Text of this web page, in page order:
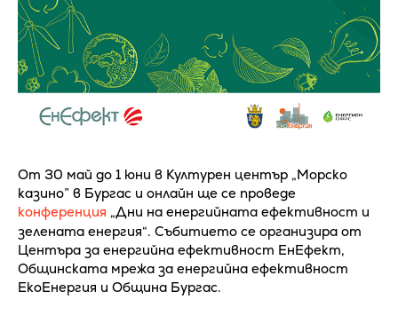
От 30 май до 1 юни в Културен център „Морско
казино” в Бургас и онлайн ще се проведе
конференция „Дни на енергийната ефективност и
зелената енергия“. Събитието се организира от
Центъра за енергийна ефективност ЕнЕфект,
Общинската мрежа за енергийна ефективност
ЕкоЕнергия и Община Бургас.